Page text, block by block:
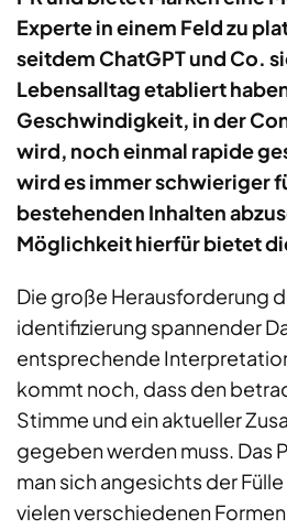
Experte in einem Feld zu
seitdem ChatGPT und Co.
Lebensalltag etabliert
Geschwindigkeit, in der
wird, noch einmal rapide
wird es immer schwieriger
bestehenden Inhalten
Möglichkeit hierfür bietet
Die große Herausforderung
identifizierung spannender
entsprechende
kommt noch, dass den
Stimme und ein aktueller
gegeben werden muss. Das
man sich angesichts der
vielen verschiedenen